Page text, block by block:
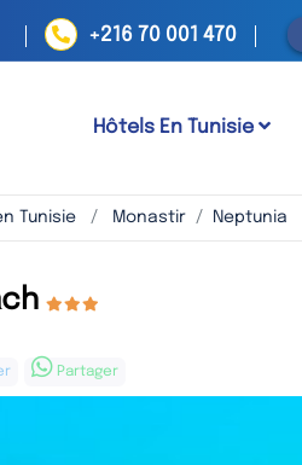
+216 70 001 470
Hôtels En Tunisie
Tunisie Monastir Neptunia
Partager